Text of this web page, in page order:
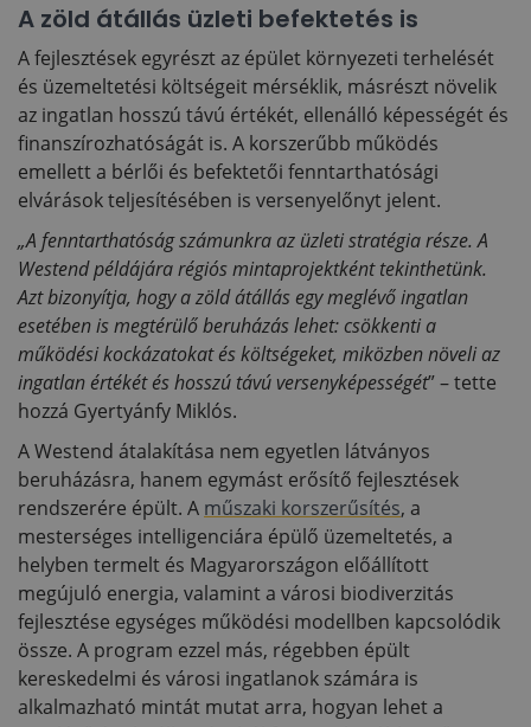
A zöld átállás üzleti befektetés is
A fejlesztések egyrészt az épület környezeti terhelését
és üzemeltetési költségeit mérséklik, másrészt növelik
az ingatlan hosszú távú értékét, ellenálló képességét és
finanszírozhatóságát is. A korszerűbb működés
emellett a bérlői és befektetői fenntarthatósági
elvárások teljesítésében is versenyelőnyt jelent.
„A fenntarthatóság számunkra az üzleti stratégia része. A
Westend példájára régiós mintaprojektként tekinthetünk.
Azt bizonyítja, hogy a zöld átállás egy meglévő ingatlan
esetében is megtérülő beruházás lehet: csökkenti a
működési kockázatokat és költségeket, miközben növeli az
ingatlan értékét és hosszú távú versenyképességét” – tette
hozzá Gyertyánfy Miklós.
A Westend átalakítása nem egyetlen látványos
beruházásra, hanem egymást erősítő fejlesztések
rendszerére épült. A műszaki korszerűsítés, a
mesterséges intelligenciára épülő üzemeltetés, a
helyben termelt és Magyarországon előállított
megújuló energia, valamint a városi biodiverzitás
fejlesztése egységes működési modellben kapcsolódik
össze. A program ezzel más, régebben épült
kereskedelmi és városi ingatlanok számára is
alkalmazható mintát mutat arra, hogyan lehet a